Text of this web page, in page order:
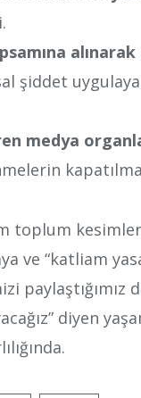
alınarak
şiddet
medya
toplum
ve “katliam
paylaştığımız
diyen